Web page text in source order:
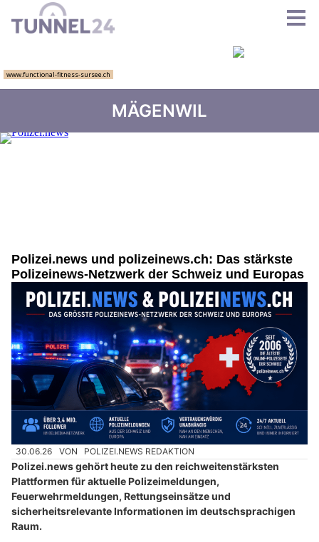
MÄGENWIL
Polizei.news und polizeinews.ch: Das stärkste
Polizeinews-Netzwerk der Schweiz und Europas
30.06.26 VON POLIZEI.NEWS REDAKTION
Polizei.news gehört heute zu den reichweitenstärksten
Plattformen für aktuelle Polizeimeldungen,
Feuerwehrmeldungen, Rettungseinsätze und
sicherheitsrelevante Informationen im deutschsprachigen
Raum.